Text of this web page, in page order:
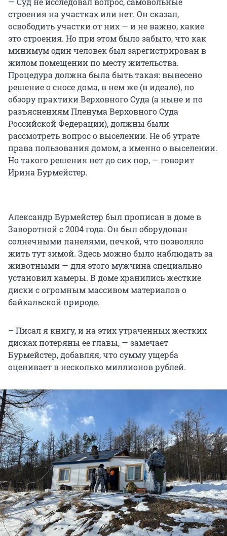
строения на участках или нет. Он сказал,
освободить участки от них ­— и не важно, какие
это строения. Но при этом было забыто, что как
минимум один человек был зарегистрирован в
жилом помещении по месту жительства.
Процедура должна была быть такая: вынесено
решение о сносе дома, в нем же (в идеале), по
обзору практики Верховного Суда (а ныне и по
разъяснениям Пленума Верховного Суда
Российской Федерации), должны были
рассмотреть вопрос о выселении. Не об утрате
права пользования домом, а именно о выселении.
Но такого решения нет до сих пор, — говорит
Ирина Бурмейстер.
Александр Бурмейстер был прописан в доме в
Заворотной с 2004 года. Он был оборудован
солнечными панелями, печкой, что позволяло
жить тут зимой. Здесь можно было наблюдать за
животными — для этого мужчина специально
установил камеры. В доме хранились жесткие
диски с огромным массивом материалов о
байкальской природе.
­– Писал я книгу, и на этих утраченных жестких
дисках потеряны ее главы, — замечает
Бурмейстер, добавляя, что сумму ущерба
оценивает в несколько миллионов рублей.